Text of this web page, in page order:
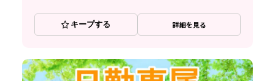
キープする 詳細を見る